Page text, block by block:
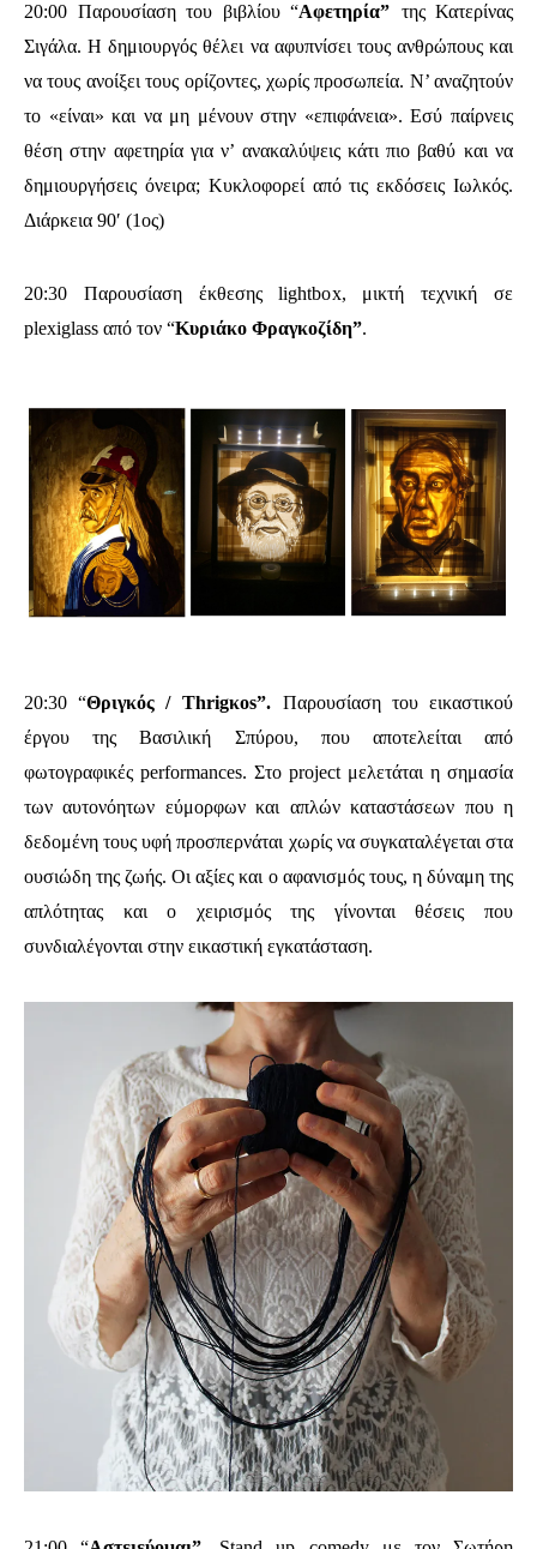
20:00 Παρουσίαση του βιβλίου “Αφετηρία” της Κατερίνας
Σιγάλα. Η δημιουργός θέλει να αφυπνίσει τους ανθρώπους και
να τους ανοίξει τους ορίζοντες, χωρίς προσωπεία. Ν’ αναζητούν
το «είναι» και να μη μένουν στην «επιφάνεια». Εσύ παίρνεις
θέση στην αφετηρία για ν’ ανακαλύψεις κάτι πιο βαθύ και να
δημιουργήσεις όνειρα; Κυκλοφορεί από τις εκδόσεις Ιωλκός.
Διάρκεια 90′ (1ος)
20:30 Παρουσίαση έκθεσης lightbox, μικτή τεχνική σε
plexiglass από τον “Κυριάκο Φραγκοζίδη”.
20:30 “Θριγκός / Thrigκos”.
Παρουσίαση του εικαστικού
έργου της Βασιλική Σπύρου, που αποτελείται από
φωτογραφικές performances. Στο project μελετάται η σημασία
των αυτονόητων εύμορφων και απλών καταστάσεων που η
δεδομένη τους υφή προσπερνάται χωρίς να συγκαταλέγεται στα
ουσιώδη της ζωής. Οι αξίες και ο αφανισμός τους, η δύναμη της
απλότητας και ο χειρισμός της γίνονται θέσεις που
συνδιαλέγονται στην εικαστική εγκατάσταση.